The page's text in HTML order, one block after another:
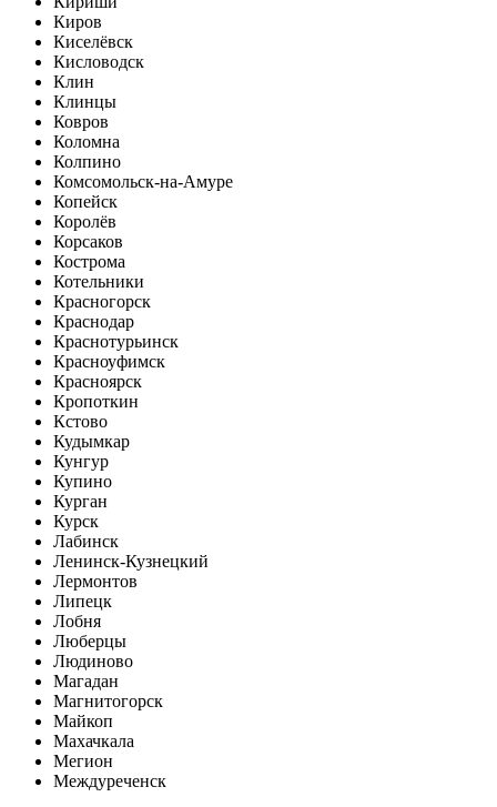
Киров
Киселёвск
Кисловодск
Клин
Клинцы
Ковров
Коломна
Колпино
Комсомольск-на-Амуре
Копейск
Королёв
Корсаков
Кострома
Котельники
Красногорск
Краснодар
Краснотурьинск
Красноуфимск
Красноярск
Кропоткин
Кстово
Кудымкар
Кунгур
Купино
Курган
Курск
Лабинск
Ленинск-Кузнецкий
Лермонтов
Липецк
Лобня
Люберцы
Людиново
Магадан
Магнитогорск
Майкоп
Махачкала
Мегион
Междуреченск